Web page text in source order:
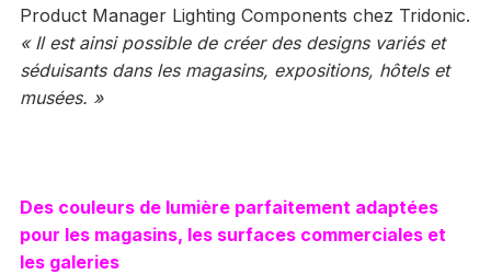
Product Manager Lighting Components chez Tridonic.
« Il est ainsi possible de créer des designs variés et
séduisants dans les magasins, expositions, hôtels et
musées. »
Des couleurs de lumière parfaitement adaptées
pour les magasins, les surfaces commerciales et
les galeries